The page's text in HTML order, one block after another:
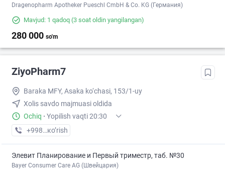
Dragenopharm Apotheker Pueschl CmbH & Co. KG (Германия)
Mavjud: 1 qadoq (3 soat oldin yangilangan)
280 000 so'm
ZiyoPharm7
Baraka MFY, Asaka ko‘chasi, 153/1-uy
Xolis savdo majmuasi oldida
Ochiq · Yopilish vaqti 20:30
+998 (91) XXX-XX-XX
кo’rish
Элевит Планирование и Первый триместр, таб. №30
Bayer Consumer Care AG (Швейцария)